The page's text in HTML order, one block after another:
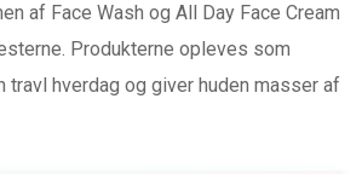
af Face Wash og All Day Face Cream
Produkterne opleves som
travl hverdag og giver huden masser af